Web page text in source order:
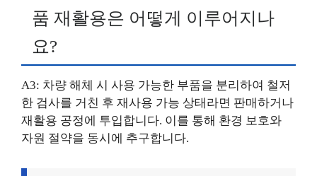
품 재활용은 어떻게 이루어지나
요?
A3: 차량 해체 시 사용 가능한 부품을 분리하여 철저
한 검사를 거친 후 재사용 가능 상태라면 판매하거나
재활용 공정에 투입합니다. 이를 통해 환경 보호와
자원 절약을 동시에 추구합니다.